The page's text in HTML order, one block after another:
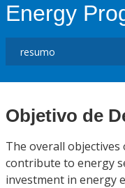
Energy
Objetivo de
The overall
contribute to energy
investment in energy